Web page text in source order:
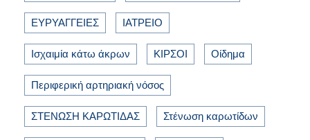
ΕΥΡΥΑΓΓΕΙΕΣ ΙΑΤΡΕΙΟ
Ισχαιμία κάτω άκρων ΚΙΡΣΟΙ Οίδημα
Περιφερική αρτηριακή νόσος
ΣΤΕΝΩΣΗ ΚΑΡΩΤΙΔΑΣ Στένωση καρωτίδων